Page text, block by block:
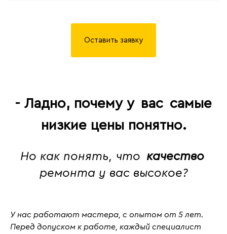
Оставить заявку
- Ладно, почему у вас самые
низкие цены понятно.
Но как понять, что качество
ремонта у вас высокое?
У нас работают мастера, с опытом от 5 лет.
Перед допуском к работе, каждый специалист